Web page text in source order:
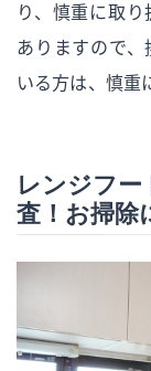
り、慎重に取
ありますので
いる方は、慎重
レンジフー
査！お掃除